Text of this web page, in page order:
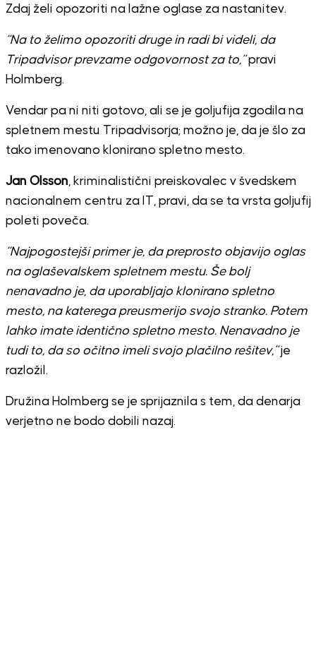
Zdaj želi opozoriti na lažne oglase za nastanitev.
“Na to želimo opozoriti druge in radi bi videli, da
Tripadvisor prevzame odgovornost za to,”pravi
Holmberg.
Vendar pa ni niti gotovo, ali se je goljufija zgodila na
spletnem mestu Tripadvisorja; možno je, da je šlo za
tako imenovano klonirano spletno mesto.
Jan Olsson, kriminalistični preiskovalec v švedskem
nacionalnem centru za IT, pravi, da se ta vrsta goljufij
poleti poveča.
“Najpogostejši primer je, da preprosto objavijo oglas
na oglaševalskem spletnem mestu. Še bolj
nenavadno je, da uporabljajo klonirano spletno
mesto, na katerega preusmerijo svojo stranko. Potem
lahko imate identično spletno mesto. Nenavadno je
tudi to, da so očitno imeli svojo plačilno rešitev,”je
razložil.
Družina Holmberg se je sprijaznila s tem, da denarja
verjetno ne bodo dobili nazaj.